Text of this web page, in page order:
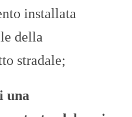
installata
della
stradale;
una